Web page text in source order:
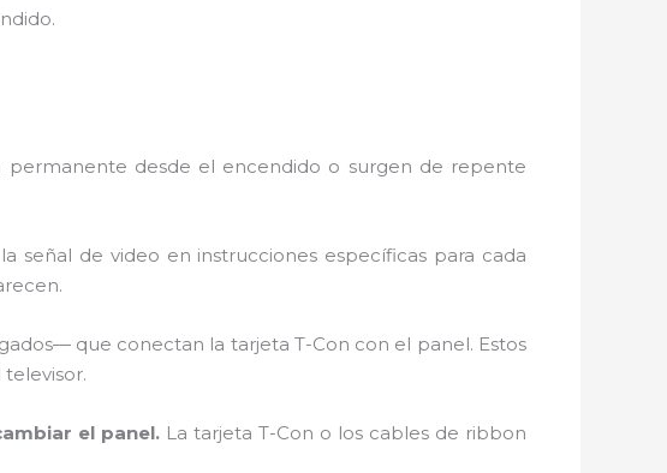
permanente desde el encendido o surgen de repente
señal de video en instrucciones específicas para cada
que conectan la tarjeta T-Con con el panel. Estos
el panel. La tarjeta T-Con o los cables de ribbon